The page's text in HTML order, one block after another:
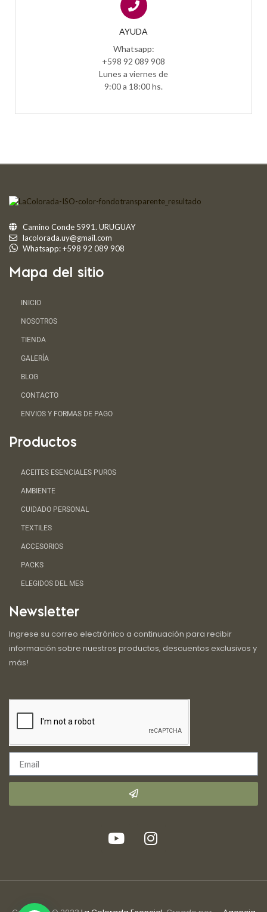
AYUDA
Whatsapp:
+598 92 089 908
Lunes a viernes de
9:00 a 18:00 hs.
Camino Conde 5991. URUGUAY
lacolorada.uy@gmail.com
Whatsapp: +598 92 089 908
Mapa del sitio
INICIO
NOSOTROS
TIENDA
GALERÍA
BLOG
CONTACTO
ENVIOS Y FORMAS DE PAGO
Productos
ACEITES ESENCIALES PUROS
AMBIENTE
CUIDADO PERSONAL
TEXTILES
ACCESORIOS
PACKS
ELEGIDOS DEL MES
Newsletter
Ingrese su correo electrónico a continuación para recibir
información sobre nuestros productos, descuentos exclusivos y
más!